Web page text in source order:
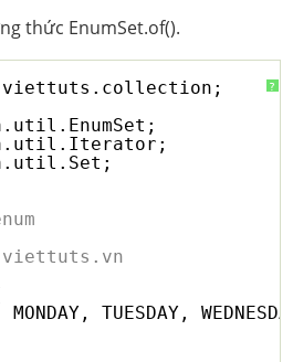
thức EnumSet.of().
?
viettuts.vn
MONDAY, TUESDAY,